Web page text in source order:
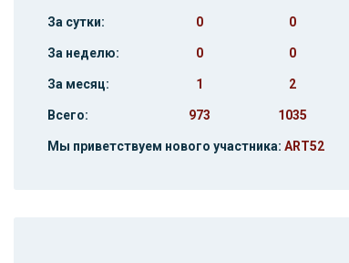
За сутки: 0 0
За неделю: 0 0
За месяц: 1 2
Всего: 973 1035
Мы приветствуем нового участника: ART52